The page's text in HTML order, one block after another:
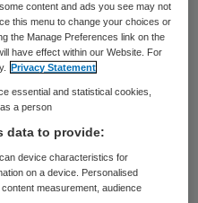
orde
over de
ziekenhuis in
Schmidt
Wel zullen er
Hengelo naar
weetRTV
content and ads you see may not
this menu to change your choices or
the Manage Preferences link on the
have effect within our Website. For
Privacy Statement
essential and statistical cookies,
a person
data to provide:
device characteristics for
on a device. Personalised
measurement, audience